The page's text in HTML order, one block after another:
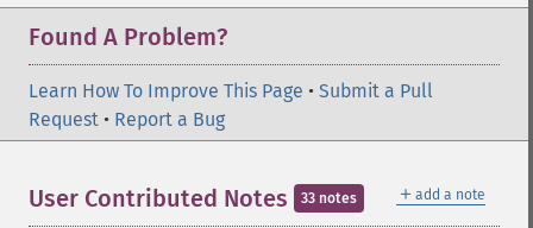
Found A Problem?
Learn How To Improve This Page • Submit a Pull
Request • Report a Bug
＋ add a note
User Contributed Notes 33 notes